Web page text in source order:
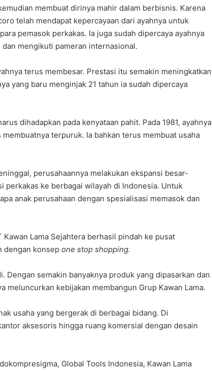
membuat dirinya mahir dalam berbisnis. Karena
telah mendapat kepercayaan dari ayahnya untuk
pemasok perkakas. Ia juga sudah dipercaya ayahnya
mengikuti pameran internasional.
terus membesar. Prestasi itu semakin meningkatkan
yang baru menginjak 21 tahun ia sudah dipercaya
dihadapkan pada kenyataan pahit. Pada 1981, ayahnya
terpuruk. Ia bahkan terus membuat usaha
perusahaannya melakukan ekspansi besar-
ke berbagai wilayah di Indonesia. Untuk
anak perusahaan dengan spesialisasi memasok dan
Lama Sejahtera berhasil pindah ke pusat
dengan konsep one stop shopping.
Dengan semakin banyaknya produk yang dipasarkan dan
meluncurkan kebijakan membangun Grup Kawan Lama.
usaha yang bergerak di berbagai bidang. Di
aksesoris hingga ruang komersial dengan desain
Global Tools Indonesia, Kawan Lama